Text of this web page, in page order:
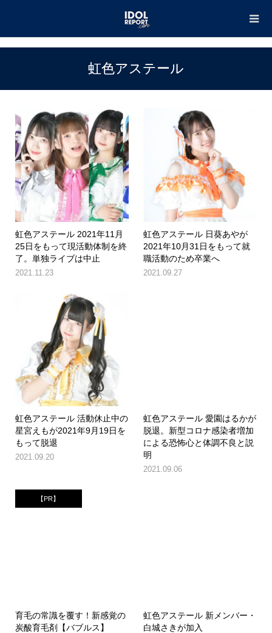
虹色アステール
虹色アステール 2021年11月
25日をもって現活動体制を終
了。単独ライブは中止
2021.11.23
虹色アステール 日葵あやが
2021年10月31日をもって就
職活動のため卒業へ
2021.09.27
虹色アステール 活動休止中の
星宮えもが2021年9月19日を
もって脱退
2021.09.20
虹色アステール 愛園はるかが
脱退。新型コロナ感染者増加
による恐怖心と体調不良と説
明
2021.09.06
【PR】
育毛の常識を覆す！新感覚の
炭酸育毛剤【バブルス】
虹色アステール 新メンバー・
白城さきが加入